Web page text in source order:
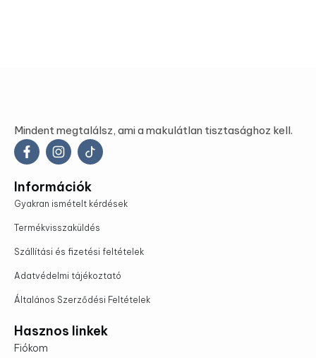
Mindent megtalálsz, ami a makulátlan tisztasághoz kell.
Információk
Gyakran ismételt kérdések
Termékvisszaküldés
Szállítási és fizetési feltételek
Adatvédelmi tájékoztató
Általános Szerződési Feltételek
Hasznos linkek
Fiókom